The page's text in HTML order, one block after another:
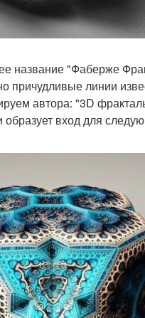
название "Фаберже
причудливые линии
автора: "3D
образует вход для